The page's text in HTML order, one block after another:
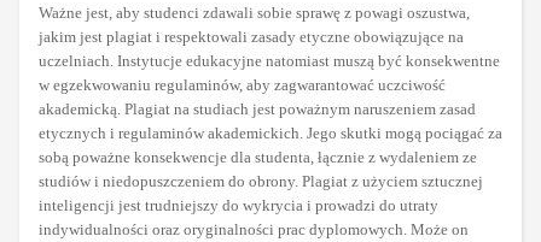
Ważne jest, aby studenci zdawali sobie sprawę z powagi oszustwa,
jakim jest plagiat i respektowali zasady etyczne obowiązujące na
uczelniach. Instytucje edukacyjne natomiast muszą być konsekwentne
w egzekwowaniu regulaminów, aby zagwarantować uczciwość
akademicką. Plagiat na studiach jest poważnym naruszeniem zasad
etycznych i regulaminów akademickich. Jego skutki mogą pociągać za
sobą poważne konsekwencje dla studenta, łącznie z wydaleniem ze
studiów i niedopuszczeniem do obrony. Plagiat z użyciem sztucznej
inteligencji jest trudniejszy do wykrycia i prowadzi do utraty
indywidualności oraz oryginalności prac dyplomowych. Może on